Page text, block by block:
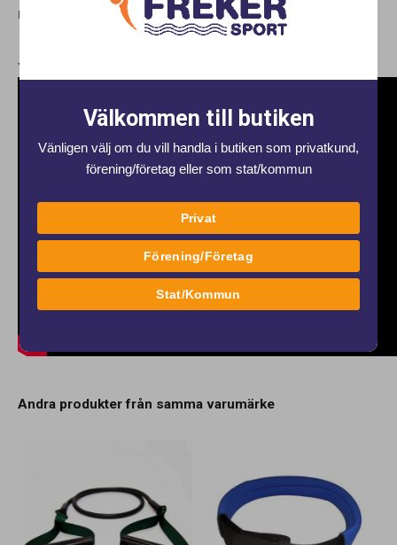
DELA
Youtube-kod 1:
Andra produkter från samma varumärke
Välkommen till butiken
Vänligen välj om du vill handla i butiken som privatkund,
förening/företag eller som stat/kommun
Privat
Förening/Företag
Stat/Kommun